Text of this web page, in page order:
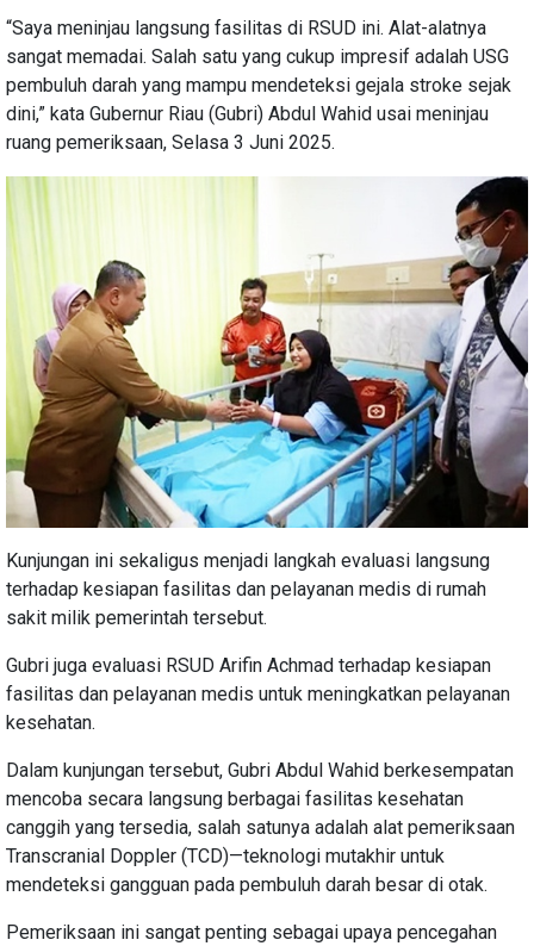
“Saya meninjau langsung fasilitas di RSUD ini. Alat-alatnya
sangat memadai. Salah satu yang cukup impresif adalah USG
pembuluh darah yang mampu mendeteksi gejala stroke sejak
dini,” kata Gubernur Riau (Gubri) Abdul Wahid usai meninjau
ruang pemeriksaan, Selasa 3 Juni 2025.
Kunjungan ini sekaligus menjadi langkah evaluasi langsung
terhadap kesiapan fasilitas dan pelayanan medis di rumah
sakit milik pemerintah tersebut.
Gubri juga evaluasi RSUD Arifin Achmad terhadap kesiapan
fasilitas dan pelayanan medis untuk meningkatkan pelayanan
kesehatan.
Dalam kunjungan tersebut, Gubri Abdul Wahid berkesempatan
mencoba secara langsung berbagai fasilitas kesehatan
canggih yang tersedia, salah satunya adalah alat pemeriksaan
Transcranial Doppler (TCD)—teknologi mutakhir untuk
mendeteksi gangguan pada pembuluh darah besar di otak.
Pemeriksaan ini sangat penting sebagai upaya pencegahan